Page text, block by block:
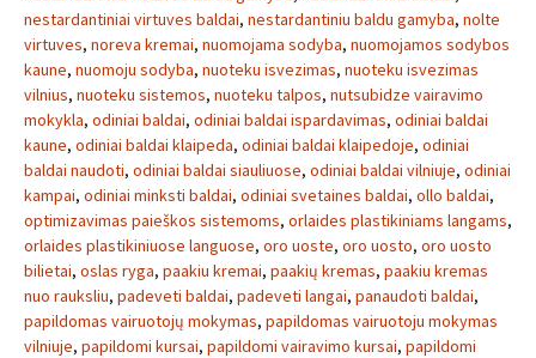
nestardantiniai virtuves baldai, nestardantiniu baldu gamyba, nolte
virtuves, noreva kremai, nuomojama sodyba, nuomojamos sodybos
kaune, nuomoju sodyba, nuoteku isvezimas, nuoteku isvezimas
vilnius, nuoteku sistemos, nuoteku talpos, nutsubidze vairavimo
mokykla, odiniai baldai, odiniai baldai ispardavimas, odiniai baldai
kaune, odiniai baldai klaipeda, odiniai baldai klaipedoje, odiniai
baldai naudoti, odiniai baldai siauliuose, odiniai baldai vilniuje, odiniai
kampai, odiniai minksti baldai, odiniai svetaines baldai, ollo baldai,
optimizavimas paieškos sistemoms, orlaides plastikiniams langams,
orlaides plastikiniuose languose, oro uoste, oro uosto, oro uosto
bilietai, oslas ryga, paakiu kremai, paakių kremas, paakiu kremas
nuo rauksliu, padeveti baldai, padeveti langai, panaudoti baldai,
papildomas vairuotojų mokymas, papildomas vairuotoju mokymas
vilniuje, papildomi kursai, papildomi vairavimo kursai, papildomi